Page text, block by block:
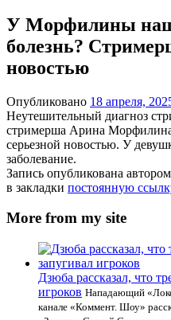
У Морфилины
болезнь?
новостью
Опубликовано 18 апреля,
Неутешительный диагноз
стримерша Арина
серьезной новостью. У
заболевание.
Запись опубликована автором
в закладки постоянную
More from my site
Дзюба рассказал, что
игроков Нападающий
канале «Коммент. Шоу»